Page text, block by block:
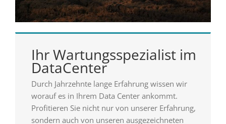
Ihr Wartungsspezialist im
DataCenter
Durch Jahrzehnte lange Erfahrung wissen wir
worauf es in Ihrem Data Center ankommt.
Profitieren Sie nicht nur von unserer Erfahrung,
sondern auch von unseren ausgezeichneten